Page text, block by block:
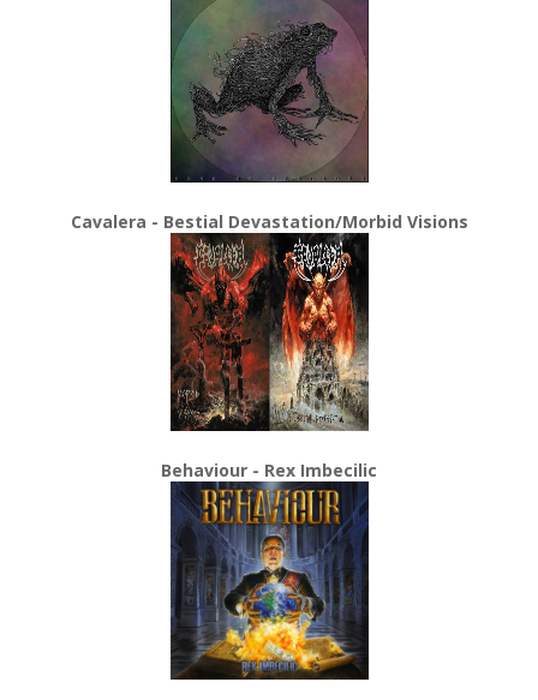
Cavalera - Bestial Devastation/Morbid Visions
Behaviour - Rex Imbecilic